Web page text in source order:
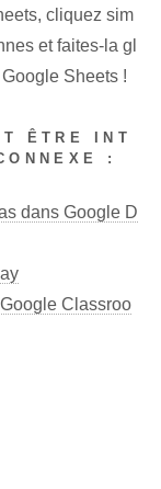
cliquez sim
et faites-la gl
Sheets !
ÊTRE INT
:
dans Google D
Classroo